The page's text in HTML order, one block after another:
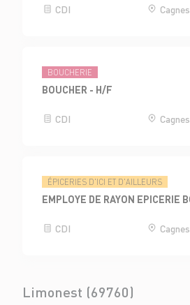
CDI
BOUCHERIE
BOUCHER - H/F
CDI
ÉPICERIES D'ICI ET D'AILLEURS
EMPLOYE DE RAYON EPICERIE
CDI
Limonest (69760)